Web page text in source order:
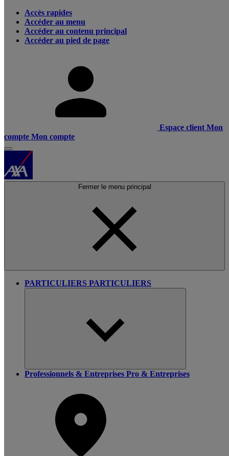
Accès rapides
Accéder au menu
Accéder au contenu principal
Accéder au pied de page
Espace client Mon
compte Mon compte
Fermer le menu principal
PARTICULIERS PARTICULIERS
Professionnels & Entreprises Pro & Entreprises